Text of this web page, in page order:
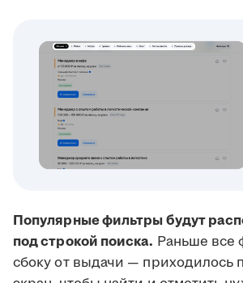
Популярные фильтры будут
под строкой поиска. Раньше все
сбоку от выдачи — приходилось